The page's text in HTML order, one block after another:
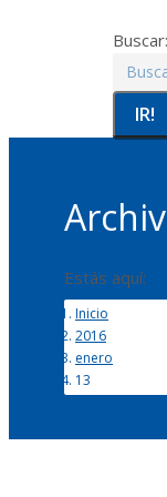
Buscar:
Estás aquí:
Inicio
2016
enero
13